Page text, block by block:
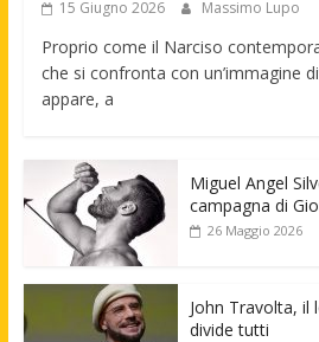
15 Giugno 2026 Massimo Lupo
Proprio come il Narciso
che si confronta con un’immagine
appare, a
Miguel Angel
campagna di
26 Maggio 2026
John Travolta, il
divide tutti